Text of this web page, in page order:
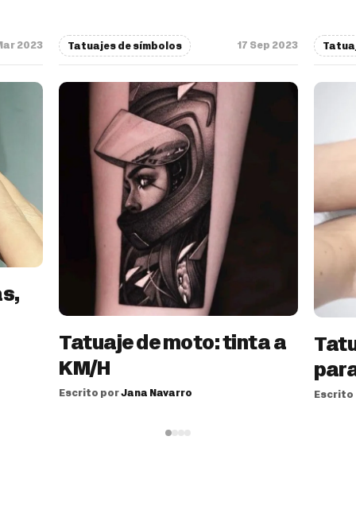
2023 Tatuajes de símbolos 17 Sep 2023
Tatuaje de moto: tinta a
KM/H
Escrito porJana Navarro Escrito